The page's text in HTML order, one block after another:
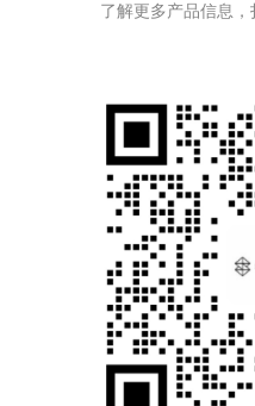
了解更多产品信息